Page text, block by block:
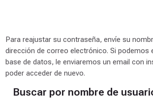
Para reajustar su contraseña, envíe su
dirección de correo electrónico. Si podemos
base de datos, le enviaremos un email con
poder acceder de nuevo.
Buscar por nombre de usuario
Buscar por nombre de